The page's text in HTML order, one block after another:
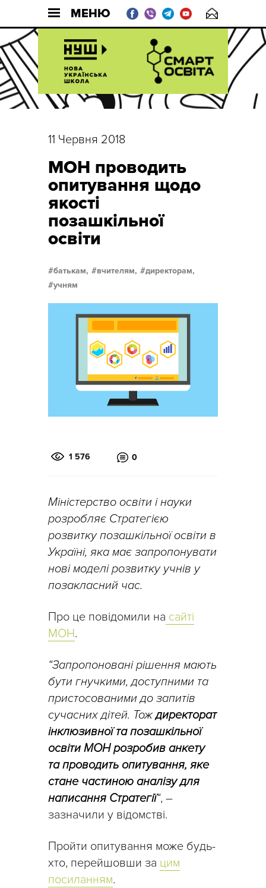
МЕНЮ
11 Червня 2018
МОН проводить
опитування щодо
якості
позашкільної
освіти
батькам, вчителям,
директорам,
учням
1 576 0
Міністерство освіти і науки
розробляє Стратегією
розвитку позашкільної освіти в
Україні, яка має запропонувати
нові моделі розвитку учнів у
позакласний час.
Про це повідомили на сайті
МОН.
“Запропоновані рішення мають
бути гнучкими, доступними та
пристосованими до запитів
сучасних дітей. Тождиректорат
інклюзивної та позашкільної
освіти МОН розробив анкету
та проводить опитування, яке
стане частиною аналізу для
написання Стратегії“, –
зазначили у відомстві.
Пройти опитування може будь-
хто, перейшовши за цим
посиланням.